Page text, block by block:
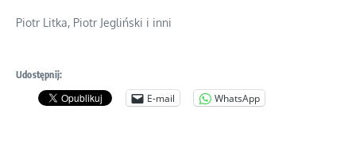
Piotr Litka, Piotr Jegliński i inni
Udostępnij:
E-mail WhatsApp